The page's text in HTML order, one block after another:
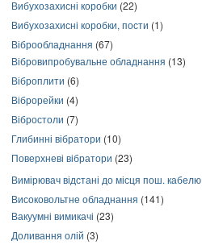
Вибухозахисні коробки (22)
Вибухозахисні коробки, пости (1)
Віброобладнання (67)
Вібровипробувальне обладнання (13)
Віброплити (6)
Віброрейки (4)
Вібростоли (7)
Глибинні вібратори (10)
Поверхневі вібратори (23)
Вимірювач відстані до місця пош. кабелю
Високовольтне обладнання (141)
Вакуумні вимикачі (23)
Доливання олій (3)